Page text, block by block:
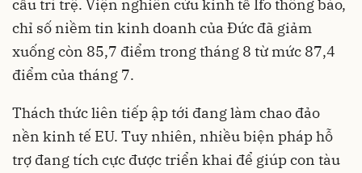
cầu trì trệ. Viện nghiên cứu kinh tế Ifo thông báo,
chỉ số niềm tin kinh doanh của Đức đã giảm
xuống còn 85,7 điểm trong tháng 8 từ mức 87,4
điểm của tháng 7.
Thách thức liên tiếp ập tới đang làm chao đảo
nền kinh tế EU. Tuy nhiên, nhiều biện pháp hỗ
trợ đang tích cực được triển khai để giúp con tàu